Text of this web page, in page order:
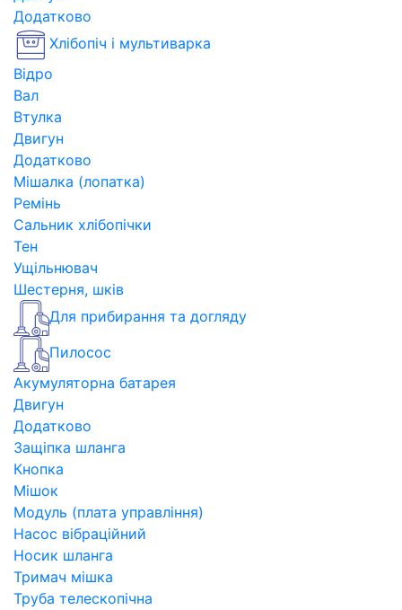
Додатково
Хлібопіч і мультиварка
Відро
Вал
Втулка
Двигун
Додатково
Мішалка (лопатка)
Ремінь
Сальник хлібопічки
Тен
Ущільнювач
Шестерня, шків
Для прибирання та догляду
Пилосос
Акумуляторна батарея
Двигун
Додатково
Защіпка шланга
Кнопка
Мішок
Модуль (плата управління)
Насос вібраційний
Носик шланга
Тримач мішка
Труба телескопічна